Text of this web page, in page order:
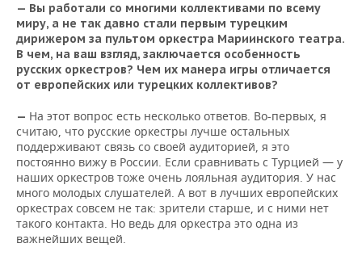
— Вы работали со многими коллективами по всему
миру, а не так давно стали первым турецким
дирижером за пультом оркестра Мариинского театра.
В чем, на ваш взгляд, заключается особенность
русских оркестров? Чем их манера игры отличается
от европейских или турецких коллективов?
— На этот вопрос есть несколько ответов. Во-первых, я
считаю, что русские оркестры лучше остальных
поддерживают связь со своей аудиторией, я это
постоянно вижу в России. Если сравнивать с Турцией — у
наших оркестров тоже очень лояльная аудитория. У нас
много молодых слушателей. А вот в лучших европейских
оркестрах совсем не так: зрители старше, и с ними нет
такого контакта. Но ведь для оркестра это одна из
важнейших вещей.